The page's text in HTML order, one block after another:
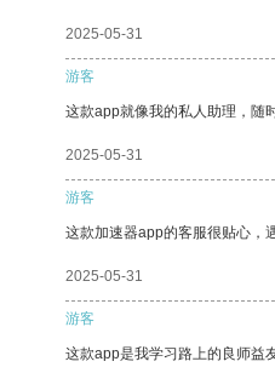
2025-05-31
游客
这款app就像我的私人助理，随
2025-05-31
游客
这款加速器app的客服很贴心，
2025-05-31
游客
这款app是我学习路上的良师益